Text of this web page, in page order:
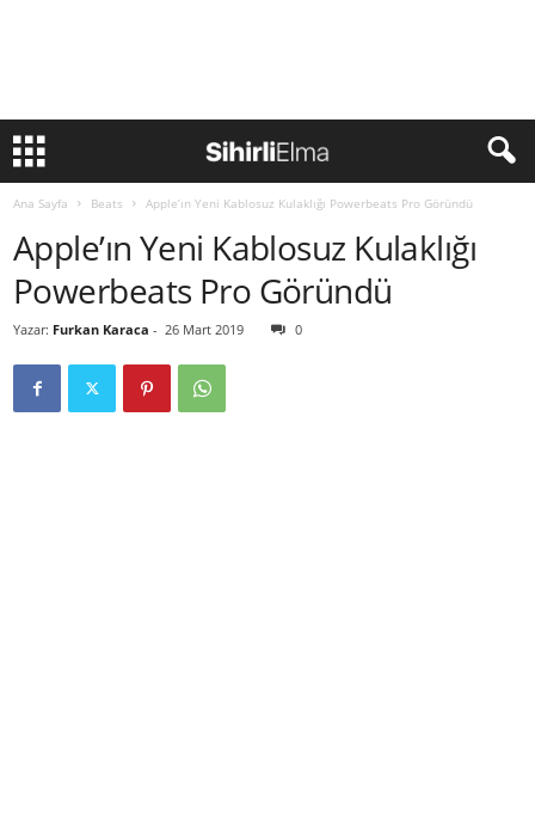
Ana Sayfa Beats Apple’ın Yeni Kablosuz Kulaklığı Powerbeats Pro Göründü
Apple’ın Yeni Kablosuz Kulaklığı
Powerbeats Pro Göründü
Yazar: Furkan Karaca - 26 Mart 2019 0